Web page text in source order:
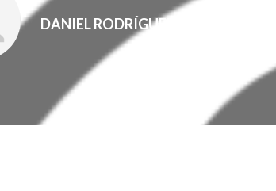
DANIEL RODRÍGUEZ HERRERA